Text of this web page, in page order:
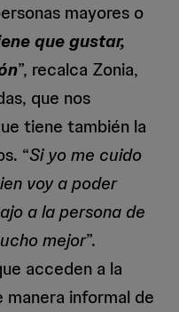
mayores o
que gustar,
”, recalca Zonia,
que nos
tiene también la
“Si yo me cuido
voy a poder
a la persona de
mejor”.
acceden a la
informal de